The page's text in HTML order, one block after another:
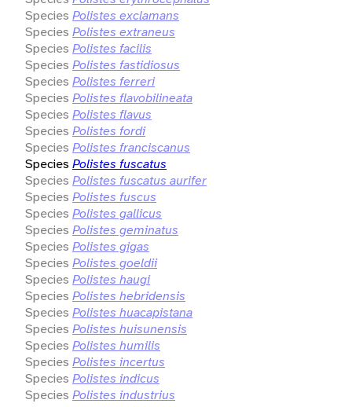
Species Polistes exclamans
Species Polistes extraneus
Species Polistes facilis
Species Polistes fastidiosus
Species Polistes ferreri
Species Polistes flavobilineata
Species Polistes flavus
Species Polistes fordi
Species Polistes franciscanus
Species Polistes fuscatus
Species Polistes fuscatus aurifer
Species Polistes fuscus
Species Polistes gallicus
Species Polistes geminatus
Species Polistes gigas
Species Polistes goeldii
Species Polistes haugi
Species Polistes hebridensis
Species Polistes huacapistana
Species Polistes huisunensis
Species Polistes humilis
Species Polistes incertus
Species Polistes indicus
Species Polistes industrius